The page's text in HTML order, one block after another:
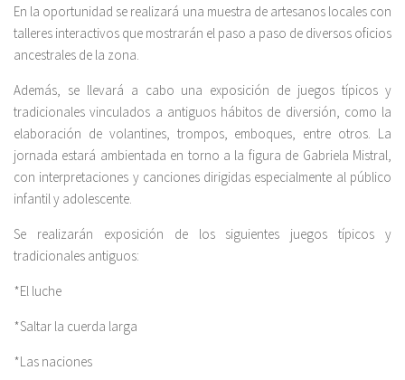
En la oportunidad se realizará una muestra de artesanos locales con
talleres interactivos que mostrarán el paso a paso de diversos oficios
ancestrales de la zona.
Además, se llevará a cabo una exposición de juegos típicos y
tradicionales vinculados a antiguos hábitos de diversión, como la
elaboración de volantines, trompos, emboques, entre otros. La
jornada estará ambientada en torno a la figura de Gabriela Mistral,
con interpretaciones y canciones dirigidas especialmente al público
infantil y adolescente.
Se realizarán exposición de los siguientes juegos típicos y
tradicionales antiguos:
*El luche
*Saltar la cuerda larga
*Las naciones